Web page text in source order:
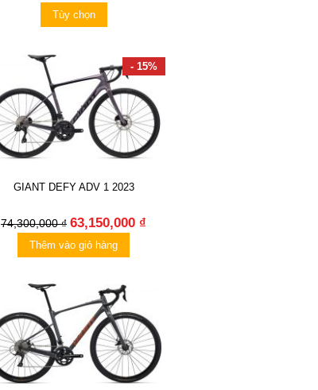
Tùy chọn
- 15%
GIANT DEFY ADV 1 2023
74,300,000 ₫ 63,150,000 ₫
Thêm vào giỏ hàng